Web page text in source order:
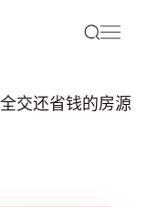
交还省钱的房源